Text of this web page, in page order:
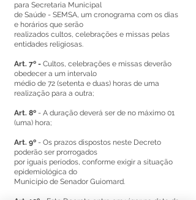
para Secretaria Municipal
de Saúde - SEMSA, um cronograma com os dias
e horários que serão
realizados cultos, celebrações e missas pelas
entidades religiosas.
Art. 7º - Cultos, celebrações e missas deverão
obedecer a um intervalo
médio de 72 (setenta e duas) horas de uma
realização para a outra;
Art. 8º - A duração deverá ser de no máximo 01
(uma) hora;
Art. 9º - Os prazos dispostos neste Decreto
poderão ser prorrogados
por iguais períodos, conforme exigir a situação
epidemiológica do
Município de Senador Guiomard.